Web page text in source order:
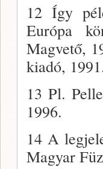
12 Így
Európa
Magvető,
kiadó,
13 Pl.
1996.
14 A
Magyar